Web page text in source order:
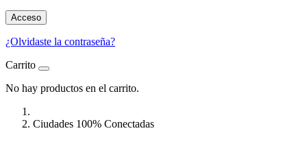
Acceso
¿Olvidaste la contraseña?
Carrito
No hay productos en el carrito.
Ciudades 100% Conectadas